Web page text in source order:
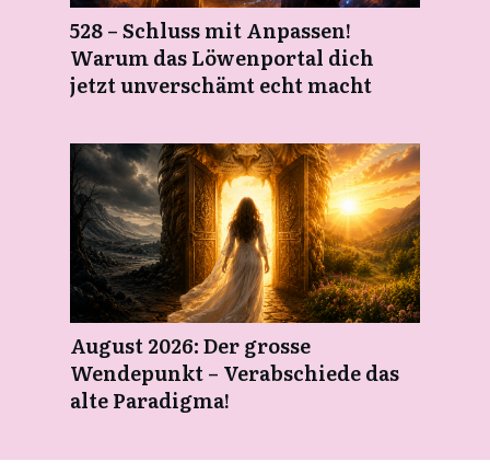
528 – Schluss mit Anpassen!
Warum das Löwenportal dich
jetzt unverschämt echt macht
August 2026: Der grosse
Wendepunkt – Verabschiede das
alte Paradigma!